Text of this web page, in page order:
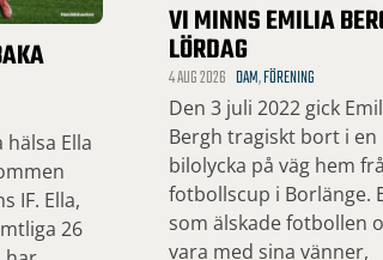
Ella
IF. Ella,
26
VI MINNS EMILIA
LÖRDAG
4 AUG 2026 DAM,FÖRENING
Den 3 juli 2022 gick
Bergh tragiskt bort i en
bilolycka på väg hem
fotbollscup i Borlänge.
som älskade fotbollen
vara med sina vänner,